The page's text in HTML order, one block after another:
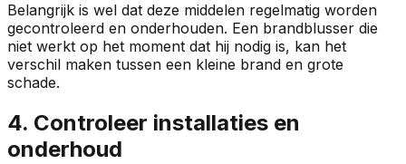
Belangrijk is wel dat deze middelen regelmatig worden
gecontroleerd en onderhouden. Een brandblusser die
niet werkt op het moment dat hij nodig is, kan het
verschil maken tussen een kleine brand en grote
schade.
4. Controleer installaties en
onderhoud